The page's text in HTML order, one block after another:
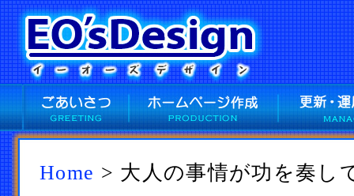
Home > 大人の事情が功を奏し